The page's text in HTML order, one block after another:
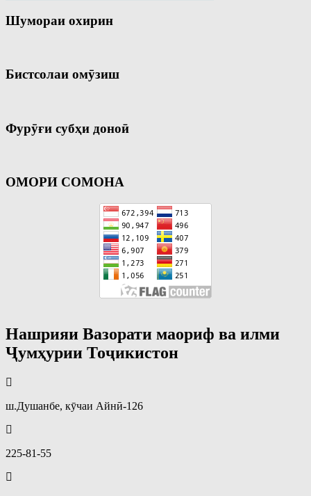
Шумораи охирин
Бистсолаи омӯзиш
Фурӯғи субҳи доноӣ
ОМОРИ СОМОНА
Нашрияи Вазорати маориф ва илми
Ҷумҳурии Тоҷикистон
ш.Душанбе, кӯчаи Айнӣ-126
225-81-55